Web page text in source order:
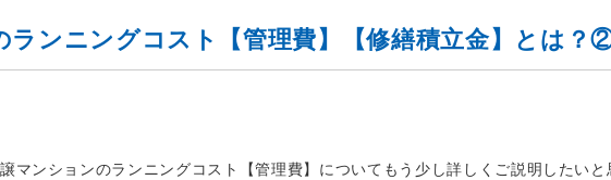
ランニングコスト【管理費】【修繕積立金】とは？
マンションのランニングコスト【管理費】についてもう少し詳しくご説明したいと